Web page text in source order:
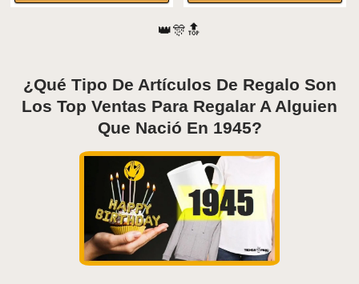
👑🎊🔝
¿Qué Tipo De Artículos De Regalo Son
Los Top Ventas Para Regalar A Alguien
Que Nació En 1945?